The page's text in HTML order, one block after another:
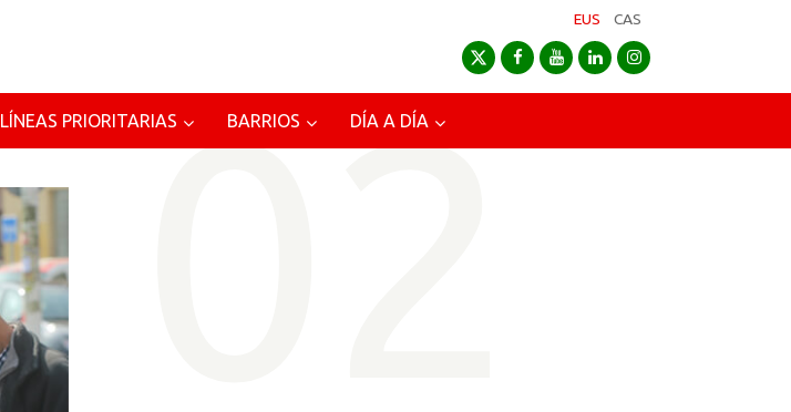
EUS CAS
LÍNEAS PRIORITARIAS BARRIOS DÍA A DÍA
02